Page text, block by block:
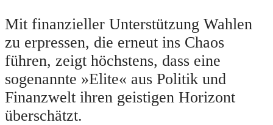
Mit finanzieller Unterstützung Wahlen
zu erpressen, die erneut ins Chaos
führen, zeigt höchstens, dass eine
sogenannte »Elite« aus Politik und
Finanzwelt ihren geistigen Horizont
überschätzt.